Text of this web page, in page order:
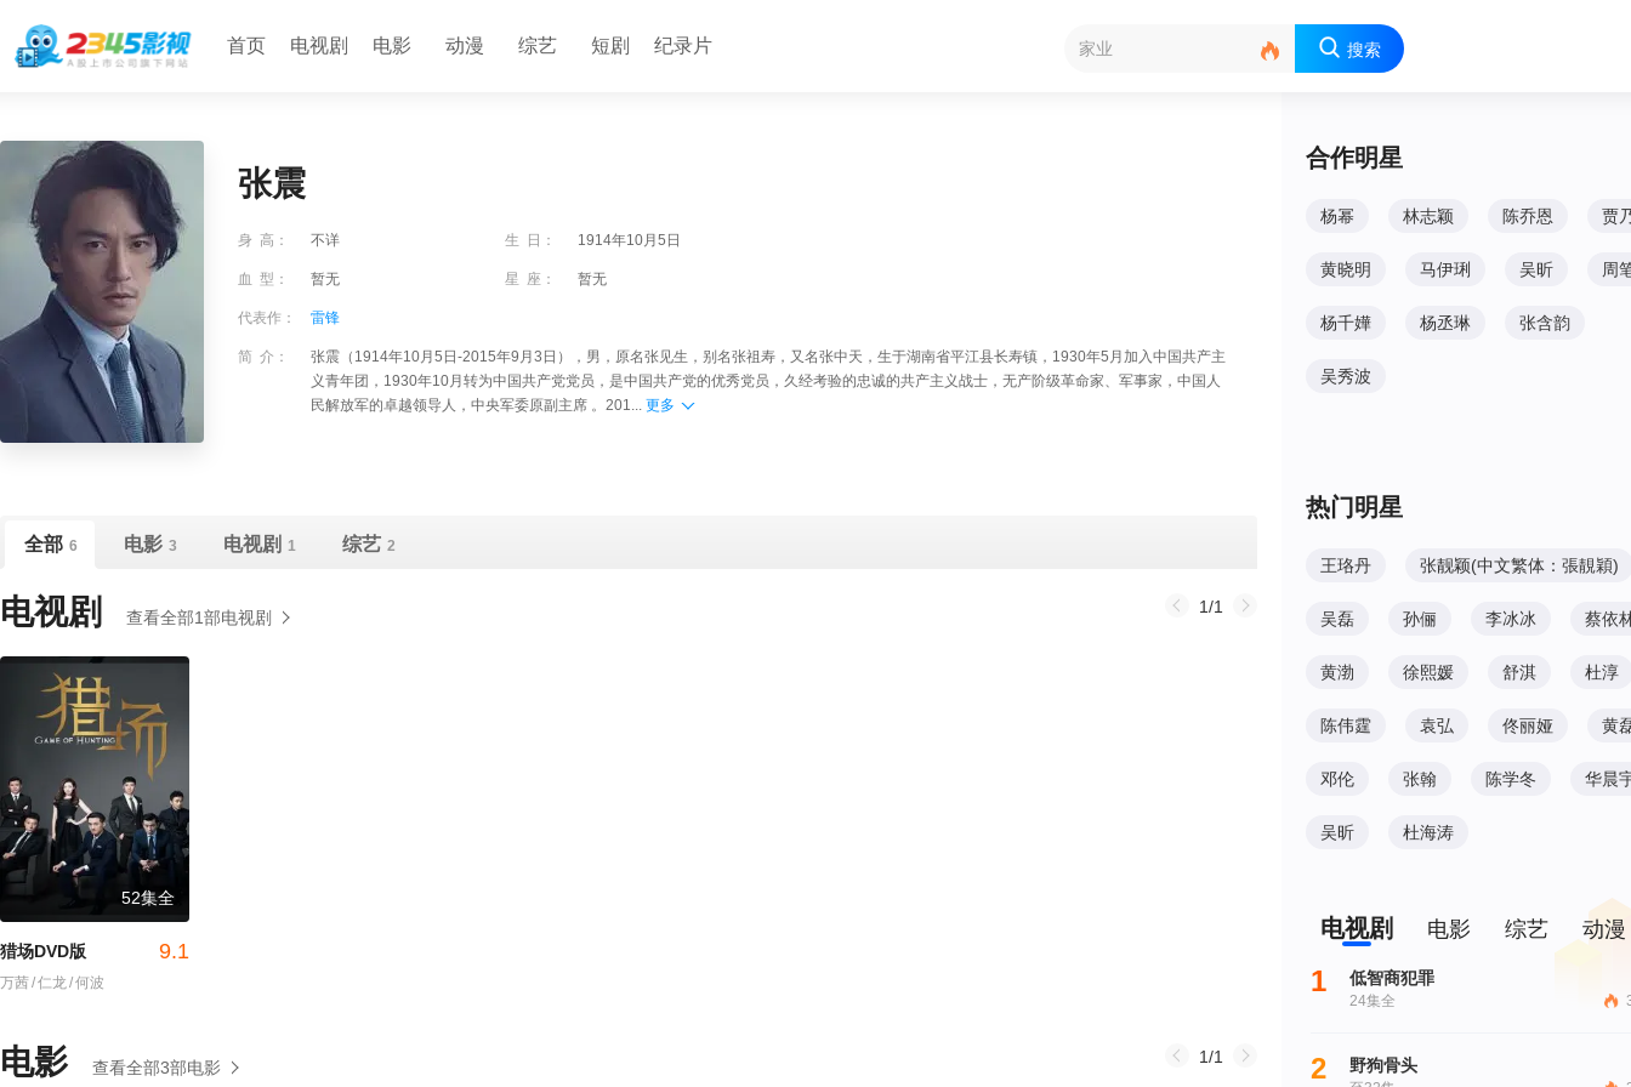
首页 电视剧 电影 动漫 综艺 短剧 纪录片  搜索
张震
身 高： 不详 生 日： 1914年10月5日
血 型： 暂无 星 座： 暂无
代表作： 雷锋
简 介：
张震（1914年10月5日-2015年9月3日），男，原名张见生，别名张祖寿，又名张中天，生于湖南省平江县长寿镇，1930年5月加入中国共产主
义青年团，1930年10月转为中国共产党党员，是中国共产党的优秀党员，久经考验的忠诚的共产主义战士，无产阶级革命家、军事家，中国人
民解放军的卓越领导人，中央军委原副主席 。201... 更多
全部 6 电影 3 电视剧 1 综艺 2
电视剧 查看全部1部电视剧
1/1
52集全
猎场DVD版 9.1
万茜/仁龙/何波
电影 查看全部3部电影
1/1
合作明星
杨幂 林志颖 陈乔恩 贾
黄晓明 马伊琍 吴昕 周
杨千嬅 杨丞琳 张含韵
吴秀波
热门明星
王珞丹 张靓颖(中文繁体：張靚穎)
吴磊 孙俪 李冰冰 蔡依
黄渤 徐熙媛 舒淇 杜淳
陈伟霆 袁弘 佟丽娅 黄
邓伦 张翰 陈学冬 华晨
吴昕 杜海涛
电视剧 电影 综艺 动漫
1 低智商犯罪
24集全
2 野狗骨头